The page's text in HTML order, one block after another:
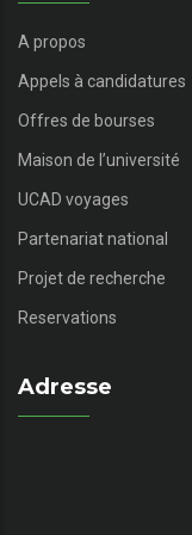
A propos
Appels à candidatures
Offres de bourses
Maison de l’université
UCAD voyages
Partenariat national
Projet de recherche
Reservations
Adresse